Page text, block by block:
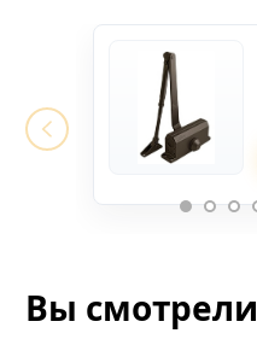
Вы смотрели